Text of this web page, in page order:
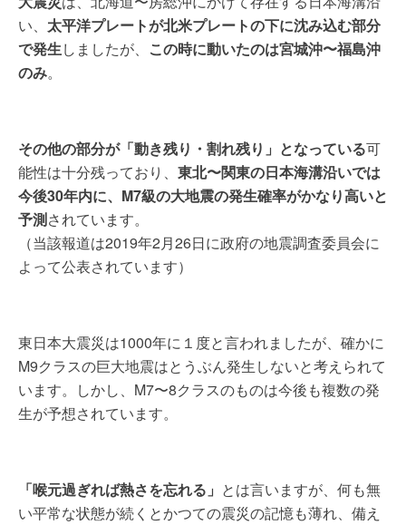
い、 太平洋プレートが北米プレートの下に沈み込む部分
で発生しましたが、 この時に動いたのは宮城沖〜福島沖
のみ。
その他の部分が「動き残り・割れ残り」となっている可
能性は十分残っており、 東北〜関東の日本海溝沿いでは
今後30年内に、M7級の大地震の発生確率がかなり高いと
予測されています。
（当該報道は2019年2月26日に政府の地震調査委員会に
よって公表されています）
東日本大震災は1000年に１度と言われましたが、確かに
M9クラスの巨大地震はとうぶん発生しないと考えられて
います。しかし、M7〜8クラスのものは今後も複数の発
生が予想されています。
「喉元過ぎれば熱さを忘れる」 とは言いますが、何も無
い平常な状態が続くとかつての震災の記憶も薄れ、備え